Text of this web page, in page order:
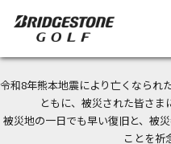
令和8年熊本地震により亡くなられ
ともに、被災された皆さま
被災地の一日でも早い復旧と、被
ことを祈
＜夏季休暇中のご注文・発送・
今なら新規会員登録で1,000円